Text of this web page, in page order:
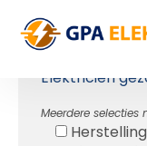
OFFERTE
Elektricien
Meerdere selecties